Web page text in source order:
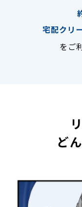
宅配クリ
をご
ど